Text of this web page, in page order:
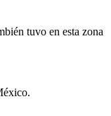
tuvo en esta zona